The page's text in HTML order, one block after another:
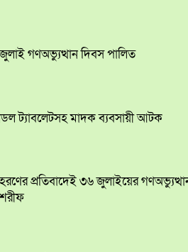
গণঅভ্যুত্থান দিবস পালিত
ট্যাবলেটসহ মাদক ব্যবসায়ী আটক
প্রতিবাদেই ৩৬ জুলাইয়ের